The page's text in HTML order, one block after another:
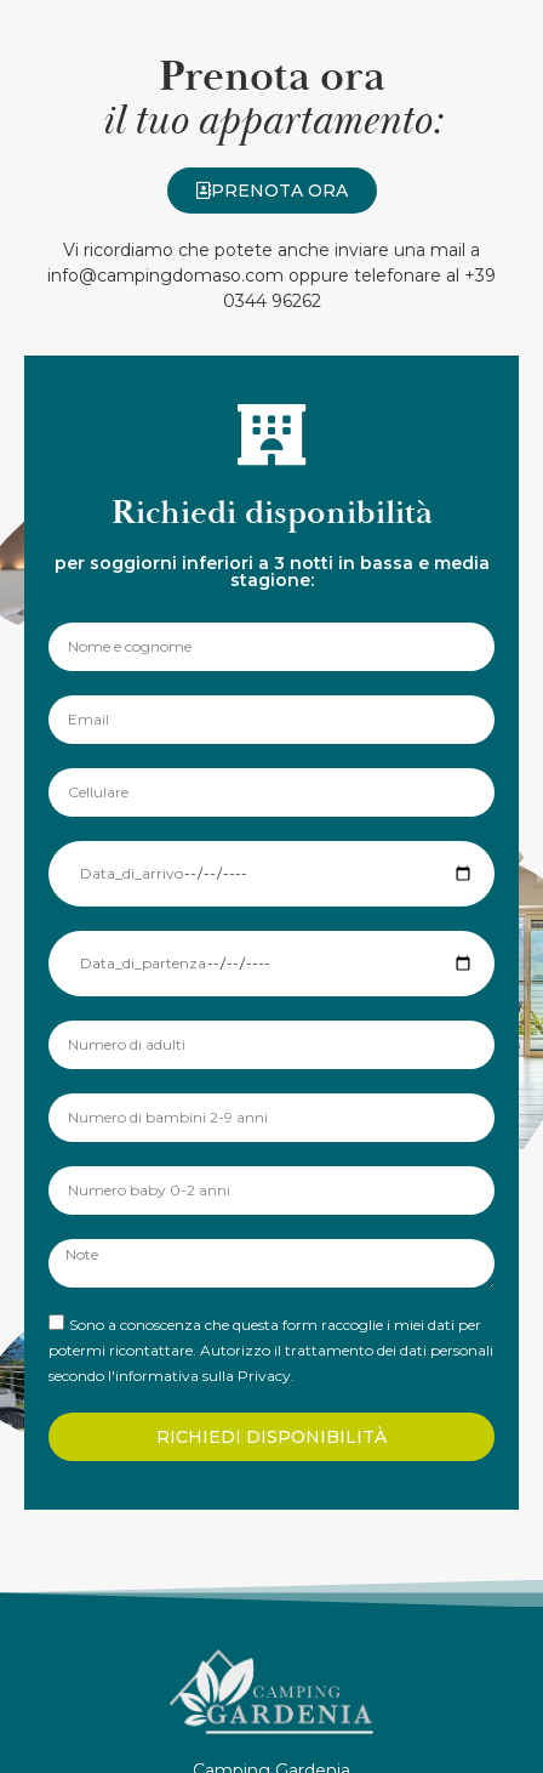
Prenota ora
il tuo appartamento:
PRENOTA ORA
Vi ricordiamo che potete anche inviare una mail a
info@campingdomaso.com oppure telefonare al +39
0344 96262
Richiedi disponibilità
per soggiorni inferiori a 3 notti in bassa e media
stagione:
Sono a conoscenza che questa form raccoglie i miei dati per
potermi ricontattare. Autorizzo il trattamento dei dati personali
secondo l'informativa sulla Privacy.
RICHIEDI DISPONIBILITÀ